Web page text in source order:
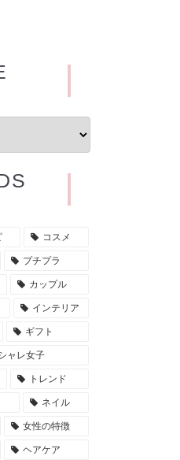
コスメ
プチプラ
カップル
インテリア
ギフト
ャレ女子
トレンド
ネイル
女性の特徴
ヘアケア